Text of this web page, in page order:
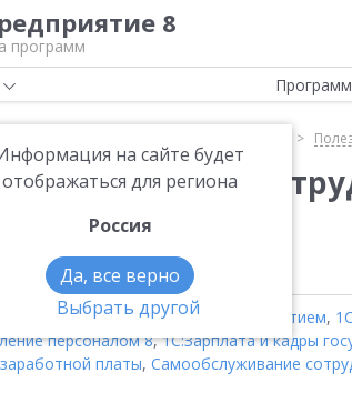
8
программ
на сайте будет
отображаться для региона
Россия
Да, все верно
Выбрать другой
перевода
с 2021 года
2021
тему:1С:ERP Управление предприятием,
персоналом 8,1С:Зарплата и кадры
платы, Самообслуживание